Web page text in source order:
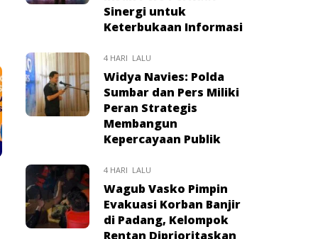
Sinergi untuk
Keterbukaan Informasi
4 HARI LALU
Widya Navies: Polda
Sumbar dan Pers Miliki
Peran Strategis
Membangun
Kepercayaan Publik
4 HARI LALU
Wagub Vasko Pimpin
Evakuasi Korban Banjir
di Padang, Kelompok
Rentan Diprioritaskan